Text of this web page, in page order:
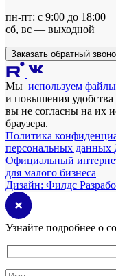
пн-пт: с 9:00 до 18:00
сб, вс — выходной
Заказать обратный
Мы используем
и повышения удобства
вы не согласны на их
браузера.
Политика
персональных данных
Официальный
для малого бизнеса
Дизайн: Филдс
Узнайте подробнее о